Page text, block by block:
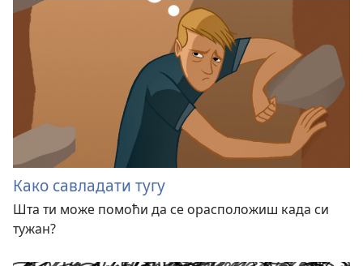
Како савладати тугу
Шта ти може помоћи да се орасположиш када си
тужан?